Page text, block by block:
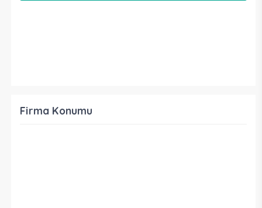
Firma Konumu